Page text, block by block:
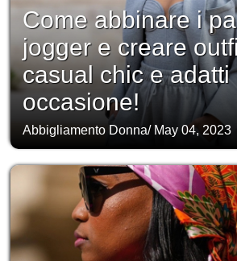
Come abbinare i
jogger e creare
casual chic e adatti
occasione!
Abbigliamento Donna/ May 04, 2023